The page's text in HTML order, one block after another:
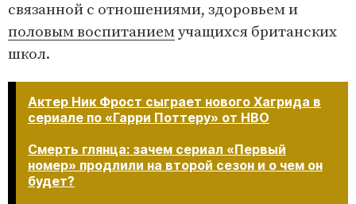
связанной с отношениями, здоровьем и
половым воспитаниемучащихся британских
школ.
Актер Ник Фрост сыграет нового Хагрида в
сериале по «Гарри Поттеру» от HBO
Смерть глянца: зачем сериал «Первый
номер» продлили на второй сезон и о чем он
будет?